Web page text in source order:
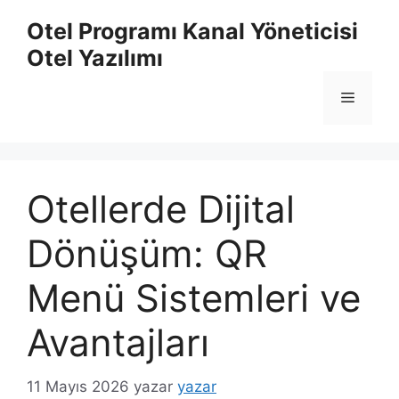
Otel Programı Kanal Yöneticisi
Otel Yazılımı
Menü
Otellerde Dijital
Dönüşüm: QR
Menü Sistemleri ve
Avantajları
11 Mayıs 2026 yazar yazar